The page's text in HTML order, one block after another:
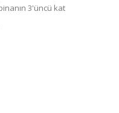
3'üncü kat